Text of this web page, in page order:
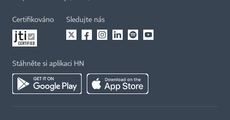
Certifikováno Sledujte nás
Stáhněte si aplikaci HN